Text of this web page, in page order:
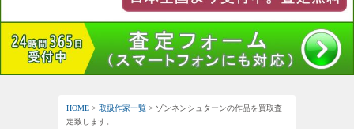
HOME > 取扱作家一覧 > ゾンネンシュターンの作品を買取査
定致します。